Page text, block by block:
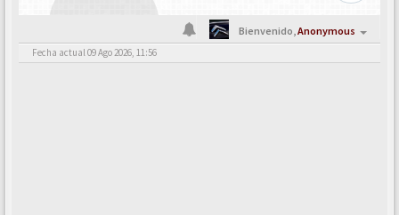
Bienvenido,Anonymous
Fecha actual 09 Ago 2026, 11:56